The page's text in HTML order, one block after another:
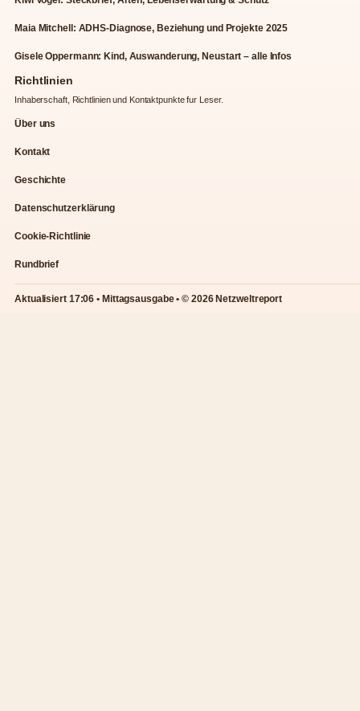
Maia Mitchell: ADHS-Diagnose, Beziehung und Projekte 2025
Gisele Oppermann: Kind, Auswanderung, Neustart – alle Infos
Richtlinien
Inhaberschaft, Richtlinien und Kontaktpunkte fur Leser.
Über uns
Kontakt
Geschichte
Datenschutzerklärung
Cookie-Richtlinie
Rundbrief
Aktualisiert 17:06 • Mittagsausgabe • © 2026 Netzweltreport